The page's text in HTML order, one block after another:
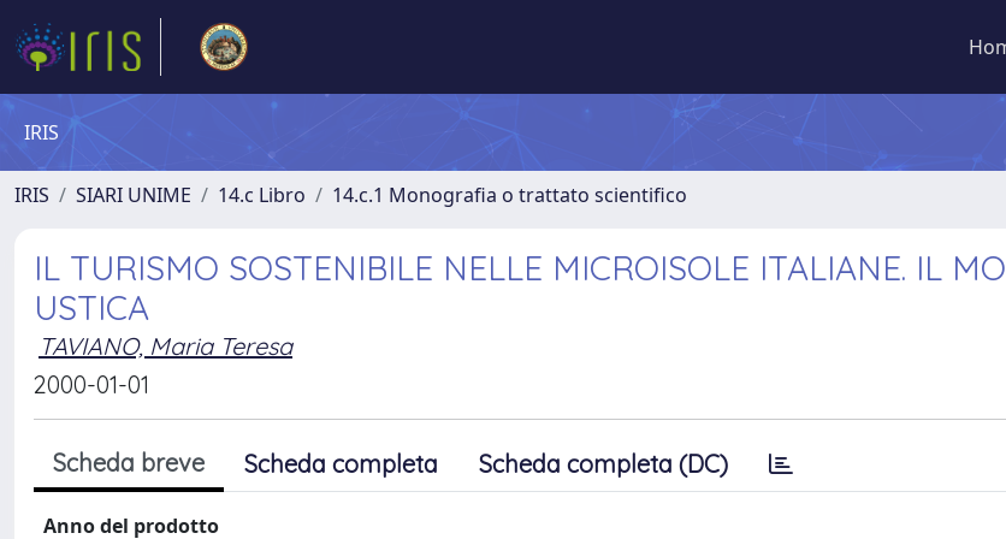
IRIS
IRIS SIARI UNIME 14.c Libro 14.c.1 Monografia o trattato scientifico
IL TURISMO SOSTENIBILE NELLE MICROISOLE ITALIANE. IL
USTICA
TAVIANO, Maria Teresa
2000-01-01
Scheda breve Scheda completa Scheda completa (DC)
Anno del prodotto